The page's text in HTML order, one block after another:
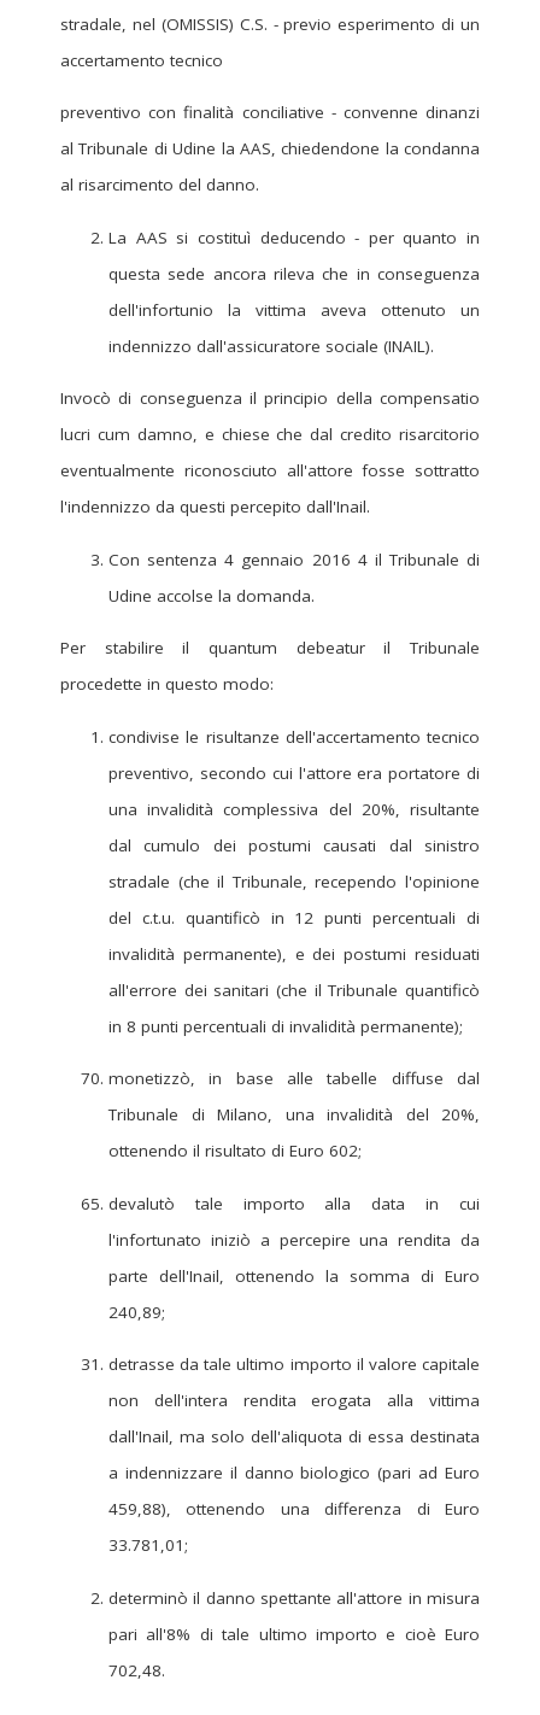
stradale, nel (OMISSIS) C.S. - previo esperimento di un
accertamento tecnico
preventivo con finalità conciliative - convenne dinanzi
al Tribunale di Udine la AAS, chiedendone la condanna
al risarcimento del danno.
La AAS si costituì deducendo - per quanto in
questa sede ancora rileva che in conseguenza
dell'infortunio la vittima aveva ottenuto un
indennizzo dall'assicuratore sociale (INAIL).
Invocò di conseguenza il principio della compensatio
lucri cum damno, e chiese che dal credito risarcitorio
eventualmente riconosciuto all'attore fosse sottratto
l'indennizzo da questi percepito dall'Inail.
Con sentenza 4 gennaio 2016 4 il Tribunale di
Udine accolse la domanda.
Per stabilire il quantum debeatur il Tribunale
procedette in questo modo:
condivise le risultanze dell'accertamento tecnico
preventivo, secondo cui l'attore era portatore di
una invalidità complessiva del 20%, risultante
dal cumulo dei postumi causati dal sinistro
stradale (che il Tribunale, recependo l'opinione
del c.t.u. quantificò in 12 punti percentuali di
invalidità permanente), e dei postumi residuati
all'errore dei sanitari (che il Tribunale quantificò
in 8 punti percentuali di invalidità permanente);
monetizzò, in base alle tabelle diffuse dal
Tribunale di Milano, una invalidità del 20%,
ottenendo il risultato di Euro 602;
devalutò tale importo alla data in cui
l'infortunato iniziò a percepire una rendita da
parte dell'Inail, ottenendo la somma di Euro
240,89;
detrasse da tale ultimo importo il valore capitale
non dell'intera rendita erogata alla vittima
dall'Inail, ma solo dell'aliquota di essa destinata
a indennizzare il danno biologico (pari ad Euro
459,88), ottenendo una differenza di Euro
33.781,01;
determinò il danno spettante all'attore in misura
pari all'8% di tale ultimo importo e cioè Euro
702,48.